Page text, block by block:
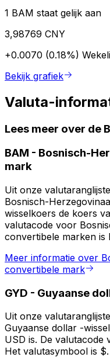
1 BAM staat gelijk aan
3,98769 CNY
+0.0070 (0.18%)
Bekijk grafiek
Valuta-
Lees meer over de
BAM - Bosnisch-
mark
Uit onze
Bosnisch-
wisselkoers de koers
valutacode voor
convertibele marken is
Meer informatie over
convertibele mark
GYD - Guyaanse
Uit onze
Guyaanse dollar -
USD is. De valutacode
Het valutasymbool is $.